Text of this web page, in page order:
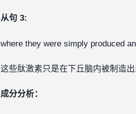
从句 3:
where they were simply produced
这些肽激素只是在下丘脑内被制造
成分分析：